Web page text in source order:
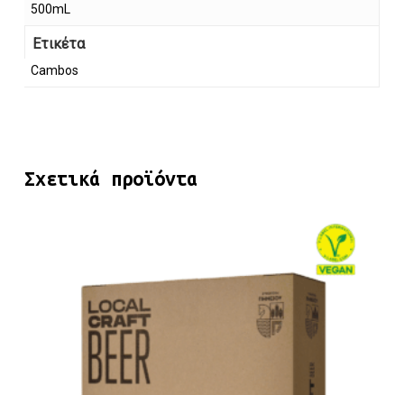
500mL
Ετικέτα
Cambos
Σχετικά προϊόντα